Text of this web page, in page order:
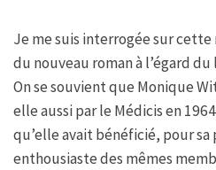
Je me suis interrogée sur
du nouveau roman à l’égard
On se souvient que Monique
elle aussi par le Médicis en
qu’elle avait bénéficié, pour sa
enthousiaste des mêmes